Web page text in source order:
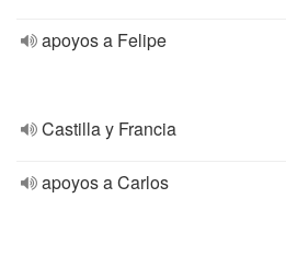
apoyos a Felipe
Castilla y Francia
apoyos a Carlos